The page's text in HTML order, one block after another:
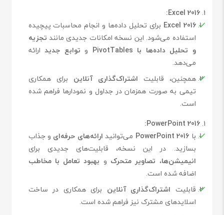
Excel 2016:
Excel 2016 برای تحلیل داده‌ها و انجام محاسبات پیچیده
استفاده می‌شود. این نسخه امکانات جدیدی مانند تجزیه
و تحلیل داده‌ها با PivotTables
و توابع جدید ارائه
می‌دهد.
همچنین، قابلیت اشتراک‌گذاری آنلاین برای همکاری
تیمی به صورت همزمان در جداول و نمودارها فراهم شده
است.
PowerPoint 2016:
با PowerPoint 2016 می‌توانید ارائه‌های حرفه‌ای و جذاب
بسازید. در این نسخه، قابلیت‌های جدیدی برای
انیمیشن‌ها، تصاویر متحرک و بهبود تعامل با مخاطب
اضافه شده است.
قابلیت اشتراک‌گذاری آنلاین برای همکاری در ساخت
اسلایدهای مشترک نیز فراهم شده است.